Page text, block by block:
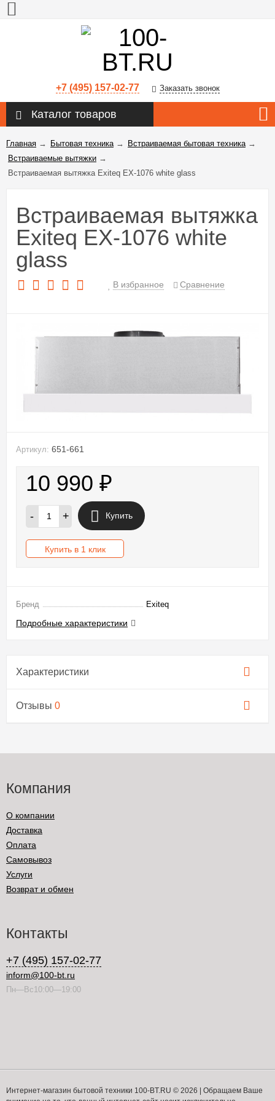
+7 (495) 157-02-77 Заказать звонок
Каталог товаров
Главная → Бытовая техника→ Встраиваемая бытовая техника→
Встраиваемые вытяжки →
Встраиваемая вытяжка Exiteq EX-1076 white glass
Встраиваемая вытяжка
Exiteq EX-1076 white
glass
В избранное Сравнение
Артикул: 651-661
10 990 ₽
- + Купить
Купить в 1 клик
Бренд Exiteq
Подробные характеристики
Характеристики
Отзывы 0
Компания
О компании
Доставка
Оплата
Самовывоз
Услуги
Возврат и обмен
Контакты
+7 (495) 157-02-77
inform@100-bt.ru
Пн—Вс10:00—19:00
Интернет-магазин бытовой техники 100-BT.RU © 2026 | Обращаем Ваше